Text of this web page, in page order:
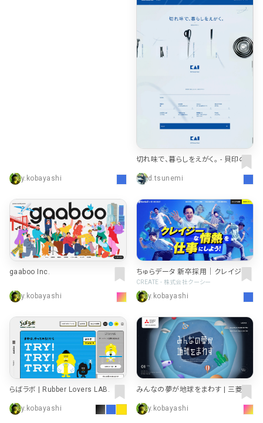
y.kobayashi
切れ味で、暮らしをえがく。 - 貝印のデ
d.tsunemi
gaaboo Inc.
y.kobayashi
ちゅらデータ 新卒採用｜クレイジー
な個性と、未来を創る
CREATE - 株式会社クーシー
y.kobayashi
らばラボ | Rubber Lovers LAB.
y.kobayashi
みんなの夢が地球をまわす | 三菱ケ
y.kobayashi